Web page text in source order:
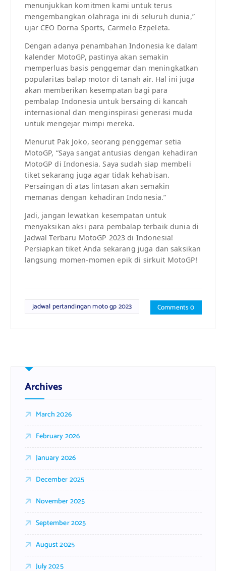
menunjukkan komitmen kami untuk terus
mengembangkan olahraga ini di seluruh dunia,”
ujar CEO Dorna Sports, Carmelo Ezpeleta.
Dengan adanya penambahan Indonesia ke dalam
kalender MotoGP, pastinya akan semakin
memperluas basis penggemar dan meningkatkan
popularitas balap motor di tanah air. Hal ini juga
akan memberikan kesempatan bagi para
pembalap Indonesia untuk bersaing di kancah
internasional dan menginspirasi generasi muda
untuk mengejar mimpi mereka.
Menurut Pak Joko, seorang penggemar setia
MotoGP, “Saya sangat antusias dengan kehadiran
MotoGP di Indonesia. Saya sudah siap membeli
tiket sekarang juga agar tidak kehabisan.
Persaingan di atas lintasan akan semakin
memanas dengan kehadiran Indonesia.”
Jadi, jangan lewatkan kesempatan untuk
menyaksikan aksi para pembalap terbaik dunia di
Jadwal Terbaru MotoGP 2023 di Indonesia!
Persiapkan tiket Anda sekarang juga dan saksikan
langsung momen-momen epik di sirkuit MotoGP!
jadwal pertandingan moto gp 2023 Comments 0
Archives
March 2026
February 2026
January 2026
December 2025
November 2025
September 2025
August 2025
July 2025